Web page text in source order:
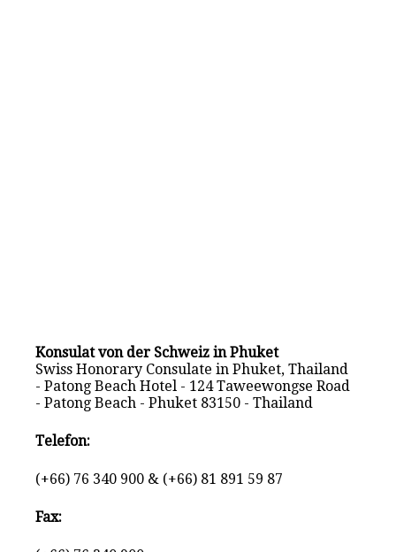
Konsulat von der Schweiz in Phuket
Swiss Honorary Consulate in Phuket, Thailand
- Patong Beach Hotel - 124 Taweewongse Road
- Patong Beach - Phuket 83150 - Thailand
Telefon:
(+66) 76 340 900 & (+66) 81 891 59 87
Fax: